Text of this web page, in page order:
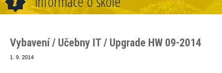
Vybavení / Učebny IT / Upgrade HW 09-2014
1. 9. 2014